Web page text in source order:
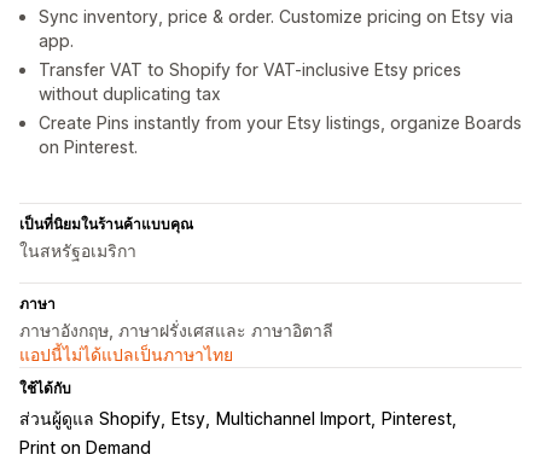
Sync inventory, price & order. Customize pricing on Etsy via
app.
Transfer VAT to Shopify for VAT-inclusive Etsy prices
without duplicating tax
Create Pins instantly from your Etsy listings, organize Boards
on Pinterest.
เป็นที่นิยมในร้านค้าแบบคุณ
ในสหรัฐอเมริกา
ภาษา
ภาษาอังกฤษ, ภาษาฝรั่งเศสและ ภาษาอิตาลี
แอปนี้ไม่ได้แปลเป็นภาษาไทย
ใช้ได้กับ
ส่วนผู้ดูแล Shopify Etsy Multichannel Import
Pinterest
Print on Demand